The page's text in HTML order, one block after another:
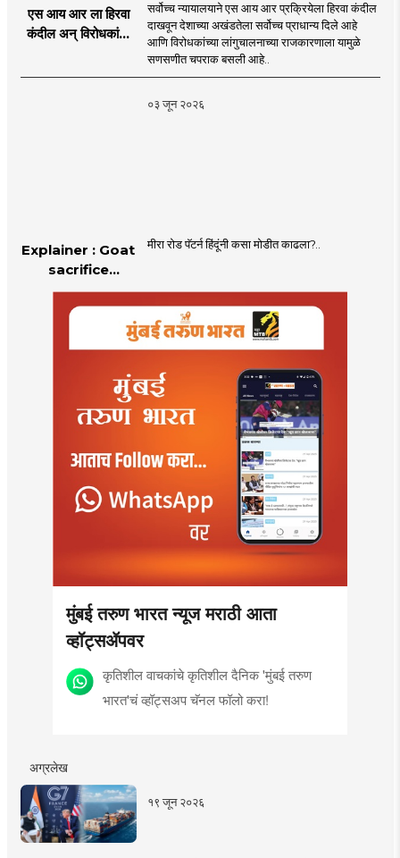
एस आय आर ला हिरवा
कंदील अन् विरोधकांना
सर्वोच्च न्यायालयाने एस आय आर प्रक्रियेला हिरवा कंदील
दाखवून देशाच्या अखंडतेला सर्वोच्च प्राधान्य दिले आहे
आणि विरोधकांच्या लांगुचालनाच्या राजकारणाला यामुळे
सणसणीत चपराक बसली आहे..
०३ जून २०२६
Explainer : Goat
sacrifice
controversy in
Mumbai |
मीरा रोड पॅटर्न हिंदूंनी कसा मोडीत काढला?..
मुंबई तरुण भारत न्यूज मराठी आता
व्हॉट्सॲपवर
कृतिशील वाचकांचे कृतिशील दैनिक 'मुंबई तरुण
भारत'चं व्हॉट्सअप चॅनल फॉलो करा!
अग्रलेख
१९ जून २०२६